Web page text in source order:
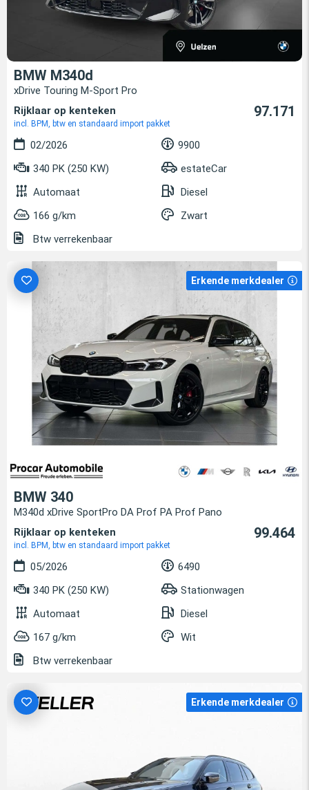
BMW M340d
xDrive Touring M-Sport Pro
Rijklaar op kenteken
incl. BPM, btw en standaard import pakket
97.171
02/2026
9900
340 PK (250 KW)
estateCar
Automaat
Diesel
166 g/km
Zwart
Btw verrekenbaar
Erkende merkdealer
BMW 340
M340d xDrive SportPro DA Prof PA Prof Pano
Rijklaar op kenteken
incl. BPM, btw en standaard import pakket
99.464
05/2026
6490
340 PK (250 KW)
Stationwagen
Automaat
Diesel
167 g/km
Wit
Btw verrekenbaar
Erkende merkdealer